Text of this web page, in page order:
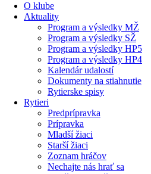
O klube
Aktuality
Program a výsledky MŽ
Program a výsledky SŽ
Program a výsledky HP5
Program a výsledky HP4
Kalendár udalostí
Dokumenty na stiahnutie
Rytierske spisy
Rytieri
Predprípravka
Prípravka
Mladší žiaci
Starší žiaci
Zoznam hráčov
Nechajte nás hrať sa